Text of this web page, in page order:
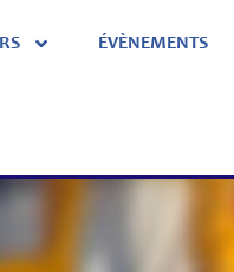
ÉVÈNEMENTS